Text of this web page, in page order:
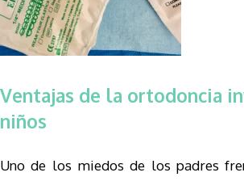
Ventajas de la ortodoncia
niños
Uno de los miedos de los padres